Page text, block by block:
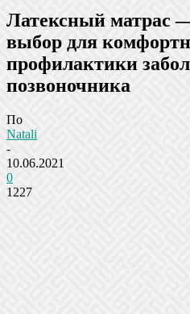
Латексный матрас
выбор для
профилактики
позвоночника
По
Natali
-
10.06.2021
0
1227